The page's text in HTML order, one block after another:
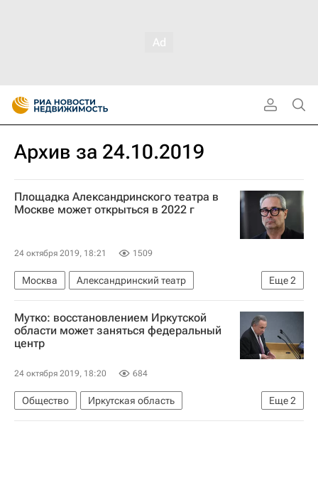
Архив за 24.10.2019
Площадка Александринского театра в
Москве может открыться в 2022 г
24 октября 2019, 18:21 1509
Еще2
Москва
Александринский театр
Валерий Фокин
Россия
Мутко: восстановлением Иркутской
области может заняться федеральный
центр
24 октября 2019, 18:20 684
Еще2
Общество
Иркутская область
Виталий Мутко
Россия